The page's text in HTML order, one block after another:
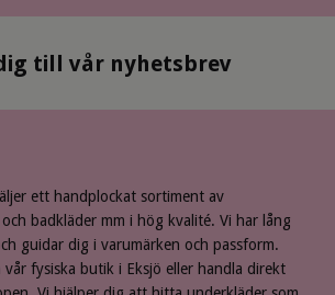
till vår nyhetsbrev
ett handplockat sortiment av
badkläder mm i hög kvalité. Vi har lång
guidar dig i varumärken och passform.
vår fysiska butik i Eksjö eller handla direkt